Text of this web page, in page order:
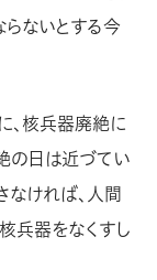
ないとする今
、核兵器廃絶に
の日は近づてい
なければ、人間
兵器をなくすし